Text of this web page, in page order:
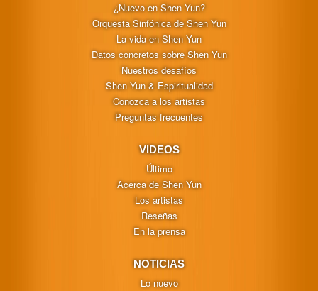
¿Nuevo en Shen Yun?
Orquesta Sinfónica de Shen Yun
La vida en Shen Yun
Datos concretos sobre Shen Yun
Nuestros desafíos
Shen Yun & Espiritualidad
Conozca a los artistas
Preguntas frecuentes
VIDEOS
Último
Acerca de Shen Yun
Los artistas
Reseñas
En la prensa
NOTICIAS
Lo nuevo